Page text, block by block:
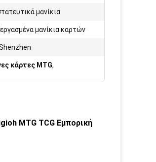
μανίκια
μανίκια καρτών
κάρτες MTG,
MTG TCG Εμπορική